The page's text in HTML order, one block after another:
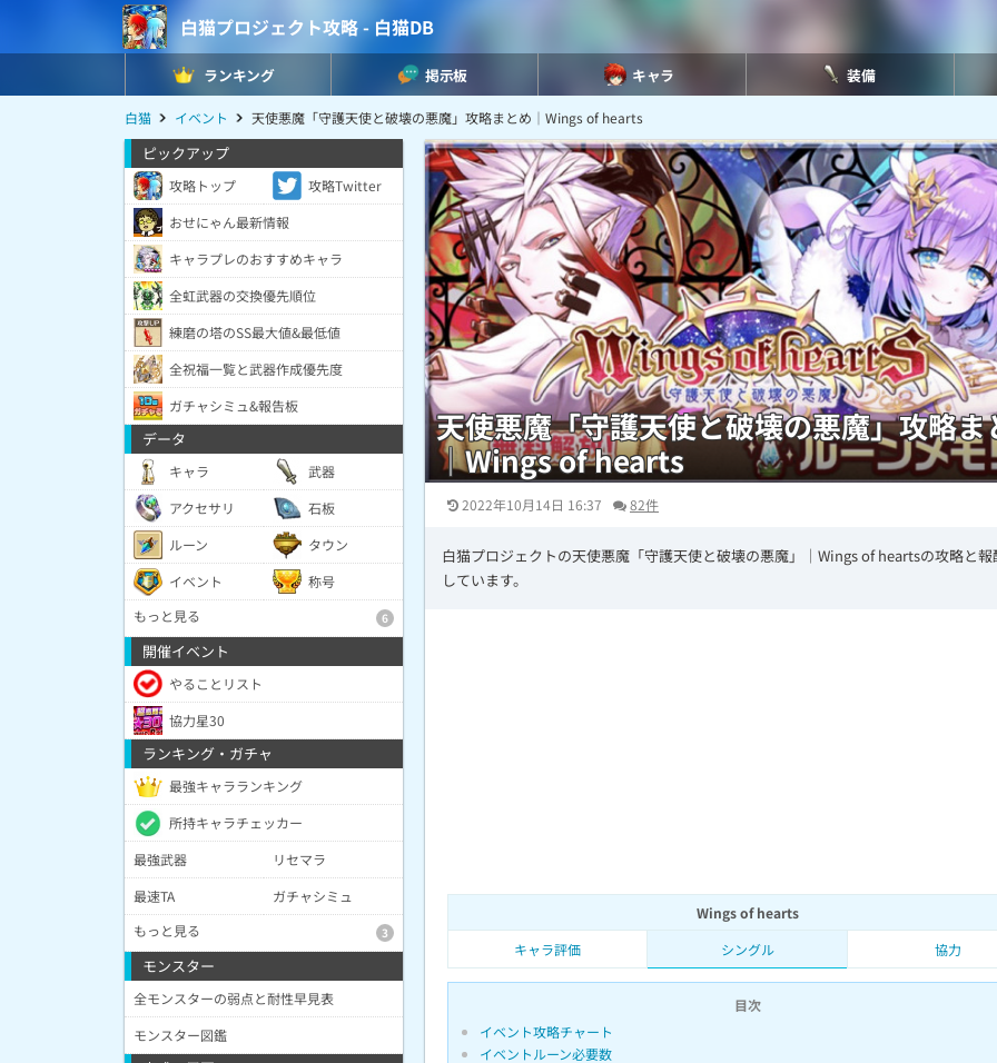
白猫プロジェクト攻略 - 白猫DB
ランキング 掲示板 キャラ 装備
白猫 イベント 天使悪魔「守護天使と破壊の悪魔」攻略まとめ│Wings of hearts
天使悪魔「守護天使と破壊の悪魔」攻略ま
│Wings of hearts
2022年10月14日 16:37 82件
白猫プロジェクトの天使悪魔「守護天使と破壊の悪魔」│Wings of heartsの攻略と報
しています。
Wings of hearts
キャラ評価
シングル 協力
目次
イベント攻略チャート
イベントルーン必要数
ピックアップ
攻略トップ
攻略Twitter
おせにゃん最新情報
キャラプレのおすすめキャラ
全虹武器の交換優先順位
練磨の塔のSS最大値&最低値
全祝福一覧と武器作成優先度
ガチャシミュ&報告板
データ
キャラ
武器
アクセサリ
石板
ルーン
タウン
イベント
称号
もっと見る
6
開催イベント
やることリスト
協力星30
ランキング・ガチャ
最強キャラランキング
所持キャラチェッカー
最強武器
リセマラ
最速TA
ガチャシミュ
もっと見る
3
モンスター
全モンスターの弱点と耐性早見表
モンスター図鑑